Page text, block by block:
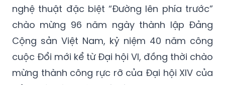
nghệ thuật đặc biệt “Đường lên phía trước”
chào mừng 96 năm ngày thành lập Đảng
Cộng sản Việt Nam, kỷ niệm 40 năm công
cuộc Đổi mới kể từ Đại hội VI, đồng thời chào
mừng thành công rực rỡ của Đại hội XIV của